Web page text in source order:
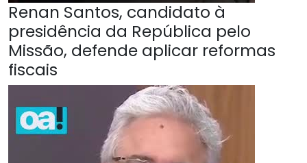
Renan Santos, candidato à
presidência da República pelo
Missão, defende aplicar reformas
fiscais